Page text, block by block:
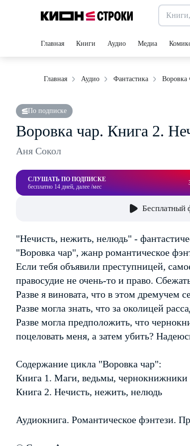
Главная Книги Аудио Медиа
Главная Аудио Фантастика Воровка
По подписке
Воровка чар. Книга 2.
Аня Сокол
СЛУШАТЬ ПО ПОДПИСКЕ
бесплатно 14 дней, далее /мес
Бесплатный
"Нечисть, нежить, нелюдь" -
"Воровка чар", жанр романтическое
Если тебя объявили преступницей,
правосудие не очень-то и право.
Разве я виновата, что в этом дремучем
Разве могла знать, что за околицей
Разве могла предположить, что
поцеловать меня, а затем убить?
Содержание цикла "Воровка чар":
Книга 1. Маги, ведьмы, чернокнижники
Книга 2. Нечисть, нежить, нелюдь
Аудиокнига. Романтическое фэнтези.